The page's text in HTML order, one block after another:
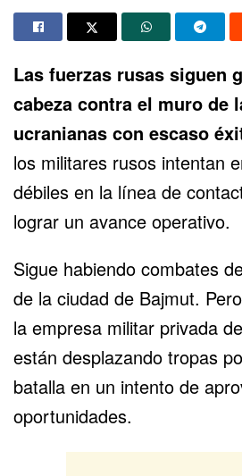
Las fuerzas rusas siguen
cabeza contra el muro de
ucranianas con escaso
los militares rusos intentan
débiles en la línea de
lograr un avance operativo.
Sigue habiendo combates
de la ciudad de Bajmut.
la empresa militar privada
están desplazando tropas
batalla en un intento de
oportunidades.